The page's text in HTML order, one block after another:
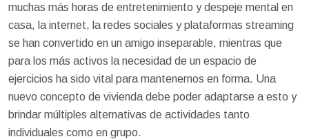
muchas más horas de entretenimiento y despeje mental en
casa, la internet, la redes sociales y plataformas streaming
se han convertido en un amigo inseparable, mientras que
para los más activos la necesidad de un espacio de
ejercicios ha sido vital para mantenernos en forma. Una
nuevo concepto de vivienda debe poder adaptarse a esto y
brindar múltiples alternativas de actividades tanto
individuales como en grupo.